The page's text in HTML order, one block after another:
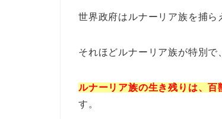
世界政府はルナーリア族を捕ら
それほどルナーリア族が特別で
ルナーリア族の生き残りは、
す。